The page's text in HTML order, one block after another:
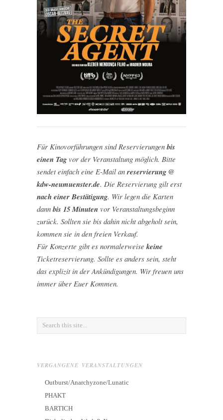
Für Kinovorführungen sind Reservierungen bis
einen Tag vor der Veranstaltung möglich. Bitte
sendet einfach eine E-Mail an reservierung @
kdw-neumuenster.de. Die Reservierung gilt erst
nach einer Bestätigung. Wir legen die Karten
dann bis 15 Minuten vor Veranstaltungsbeginn
zurück. Sollten sie bis dahin nicht abgeholt sein,
kommen sie in den freien Verkauf.
Für Konzerte gibt es normalerweise keine
Ticketreservierung. Sollte es anders sein, steht
das explizit in der Ankündigungen. Wir freuen uns
immer über Euer Kommen.
VERGANGENE VERANSTALTUNGEN
Outburst/Anarchyzone/Lunatic
PHAKT
BARTICH